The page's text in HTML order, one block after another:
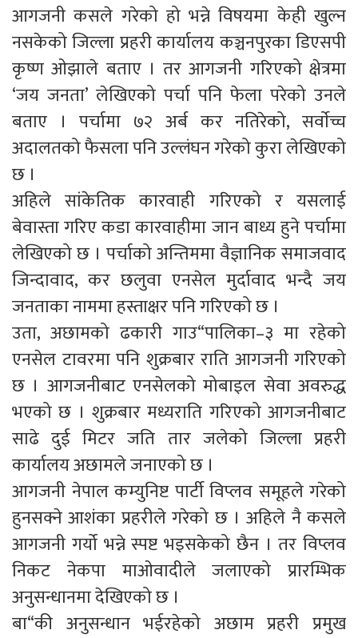
आगजनी कसले गरेको हो भन्ने विषयमा केही खुल्न
नसकेको जिल्ला प्रहरी कार्यालय कञ्चनपुरका डिएसपी
कृष्ण ओझाले बताए । तर आगजनी गरिएको क्षेत्रमा
‘जय जनता’ लेखिएको पर्चा पनि फेला परेको उनले
बताए । पर्चामा ७२ अर्ब कर नतिरेको, सर्वाेच्च
अदालतको फैसला पनि उल्लंघन गरेको कुरा लेखिएको
छ ।
अहिले सांकेतिक कारवाही गरिएको र यसलाई
बेवास्ता गरिए कडा कारवाहीमा जान बाध्य हुने पर्चामा
लेखिएको छ । पर्चाको अन्तिममा वैज्ञानिक समाजवाद
जिन्दावाद, कर छलुवा एनसेल मुर्दावाद भन्दै जय
जनताका नाममा हस्ताक्षर पनि गरिएको छ ।
उता, अछामको ढकारी गाउ“पालिका–३ मा रहेको
एनसेल टावरमा पनि शुक्रबार राति आगजनी गरिएको
छ । आगजनीबाट एनसेलको मोबाइल सेवा अवरुद्ध
भएको छ । शुक्रबार मध्यराति गरिएको आगजनीबाट
साढे दुई मिटर जति तार जलेको जिल्ला प्रहरी
कार्यालय अछामले जनाएको छ ।
आगजनी नेपाल कम्युनिष्ट पार्टी विप्लव समूहले गरेको
हुनसक्ने आशंका प्रहरीले गरेको छ । अहिले नै कसले
आगजनी गर्यो भन्ने स्पष्ट भइसकेको छैन । तर विप्लव
निकट नेकपा माओवादीले जलाएको प्रारम्भिक
अनुसन्धानमा देखिएको छ ।
बा“की अनुसन्धान भईरहेको अछाम प्रहरी प्रमुख